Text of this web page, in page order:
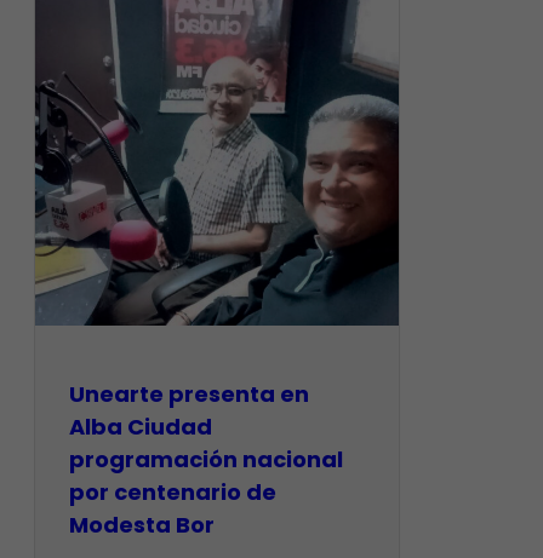
​Unearte presenta en
Alba Ciudad
programación nacional
por centenario de
Modesta Bor